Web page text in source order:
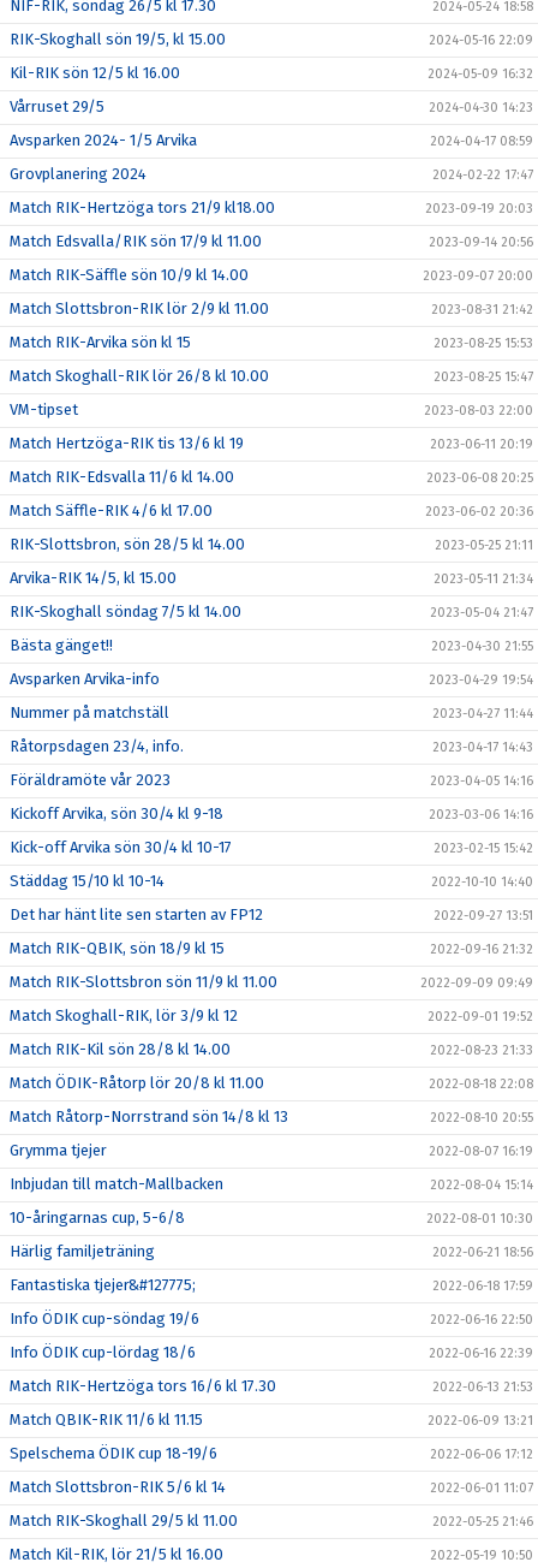
NIF-RIK, söndag 26/5 kl 17.30 2024-05-24 18:58
RIK-Skoghall sön 19/5, kl 15.00 2024-05-16 22:09
Kil-RIK sön 12/5 kl 16.00 2024-05-09 16:32
Vårruset 29/5 2024-04-30 14:23
Avsparken 2024- 1/5 Arvika 2024-04-17 08:59
Grovplanering 2024 2024-02-22 17:47
Match RIK-Hertzöga tors 21/9 kl18.00 2023-09-19 20:03
Match Edsvalla/RIK sön 17/9 kl 11.00 2023-09-14 20:56
Match RIK-Säffle sön 10/9 kl 14.00 2023-09-07 20:00
Match Slottsbron-RIK lör 2/9 kl 11.00 2023-08-31 21:42
Match RIK-Arvika sön kl 15 2023-08-25 15:53
Match Skoghall-RIK lör 26/8 kl 10.00 2023-08-25 15:47
VM-tipset 2023-08-03 22:00
Match Hertzöga-RIK tis 13/6 kl 19 2023-06-11 20:19
Match RIK-Edsvalla 11/6 kl 14.00 2023-06-08 20:25
Match Säffle-RIK 4/6 kl 17.00 2023-06-02 20:36
RIK-Slottsbron, sön 28/5 kl 14.00 2023-05-25 21:11
Arvika-RIK 14/5, kl 15.00 2023-05-11 21:34
RIK-Skoghall söndag 7/5 kl 14.00 2023-05-04 21:47
Bästa gänget!! 2023-04-30 21:55
Avsparken Arvika-info 2023-04-29 19:54
Nummer på matchställ 2023-04-27 11:44
Råtorpsdagen 23/4, info. 2023-04-17 14:43
Föräldramöte vår 2023 2023-04-05 14:16
Kickoff Arvika, sön 30/4 kl 9-18 2023-03-06 14:16
Kick-off Arvika sön 30/4 kl 10-17 2023-02-15 15:42
Städdag 15/10 kl 10-14 2022-10-10 14:40
Det har hänt lite sen starten av FP12 2022-09-27 13:51
Match RIK-QBIK, sön 18/9 kl 15 2022-09-16 21:32
Match RIK-Slottsbron sön 11/9 kl 11.00 2022-09-09 09:49
Match Skoghall-RIK, lör 3/9 kl 12 2022-09-01 19:52
Match RIK-Kil sön 28/8 kl 14.00 2022-08-23 21:33
Match ÖDIK-Råtorp lör 20/8 kl 11.00 2022-08-18 22:08
Match Råtorp-Norrstrand sön 14/8 kl 13 2022-08-10 20:55
Grymma tjejer 2022-08-07 16:19
Inbjudan till match-Mallbacken 2022-08-04 15:14
10-åringarnas cup, 5-6/8 2022-08-01 10:30
Härlig familjeträning 2022-06-21 18:56
Fantastiska tjejer&#127775; 2022-06-18 17:59
Info ÖDIK cup-söndag 19/6 2022-06-16 22:50
Info ÖDIK cup-lördag 18/6 2022-06-16 22:39
Match RIK-Hertzöga tors 16/6 kl 17.30 2022-06-13 21:53
Match QBIK-RIK 11/6 kl 11.15 2022-06-09 13:21
Spelschema ÖDIK cup 18-19/6 2022-06-06 17:12
Match Slottsbron-RIK 5/6 kl 14 2022-06-01 11:07
Match RIK-Skoghall 29/5 kl 11.00 2022-05-25 21:46
Match Kil-RIK, lör 21/5 kl 16.00 2022-05-19 10:50